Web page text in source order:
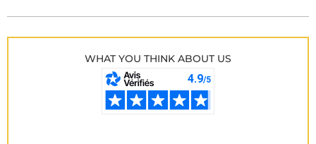
WHAT YOU THINK ABOUT US